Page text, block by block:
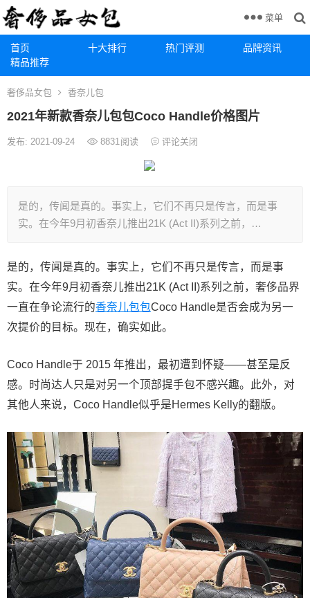
首页 十大排行 热门评测
品牌资讯
精品推荐
菜单
奢侈品女包 香奈儿包
2021年新款香奈儿包包Coco Handle价格图片
发布: 2021-09-24 8831阅读 评论关闭
是的，传闻是真的。事实上，它们不再只是传言，而是事
实。在今年9月初香奈儿推出21K (Act II)系列之前，…
是的，传闻是真的。事实上，它们不再只是传言，而是事
实。在今年9月初香奈儿推出21K (Act II)系列之前，奢侈品界
一直在争论流行的香奈儿包包Coco Handle是否会成为另一
次提价的目标。现在，确实如此。
Coco Handle于 2015 年推出，最初遭到怀疑——甚至是反
感。时尚达人只是对另一个顶部提手包不感兴趣。此外，对
其他人来说，Coco Handle似乎是Hermes Kelly的翻版。